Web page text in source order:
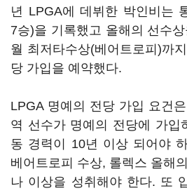
년 LPGA에 데뷔한 박인비는
7승)을 기록했고 올해의 선수
월 최저타수상(베어트로피)까
당 가입을 예약했다.
LPGA 명예의 전당 가입 요건
역 선수가 명예의 전당에 가입
동 경력이 10년 이상 되어야
베어트로피 수상, 롤렉스 올해
나 이상을 성취해야 한다. 또